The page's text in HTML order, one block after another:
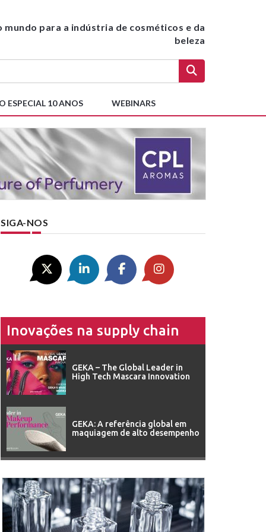
mundo para a indústria de cosméticos e da
beleza
ESPECIAL 10 ANOS WEBINARS
SIGA-NOS
Inovações na supply chain
GEKA – The Global Leader in
High Tech Mascara Innovation
GEKA: A referência global em
maquiagem de alto desempenho